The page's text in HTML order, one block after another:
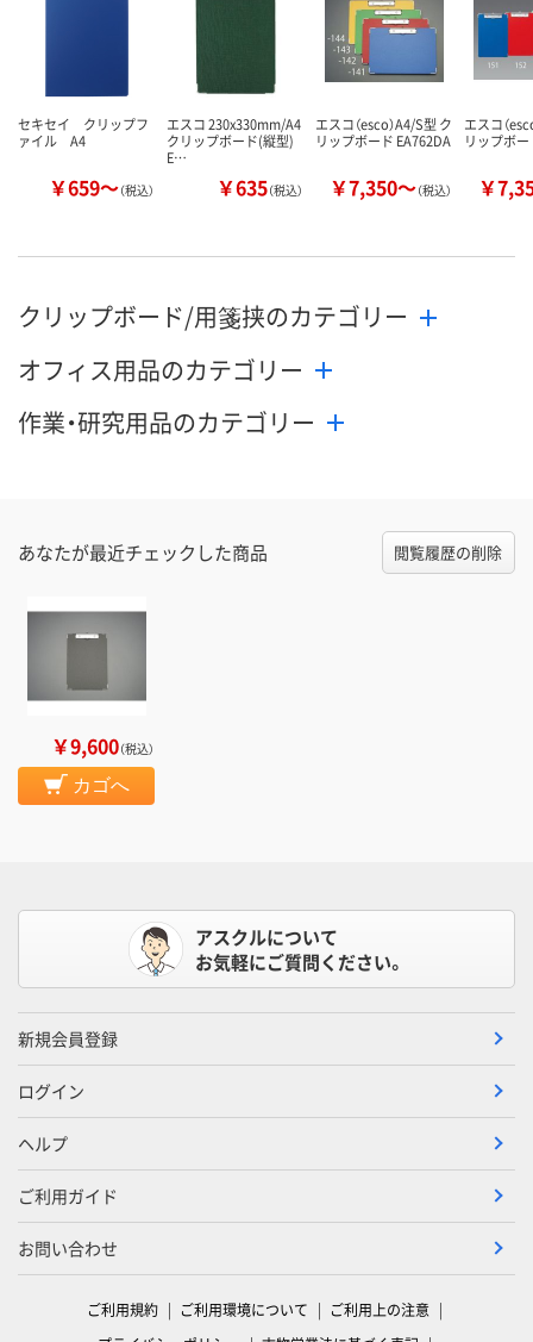
カゴへ カ
セキセイ クリップフ
ァイル A4
￥659～（税込）
エスコ 230x330mm/A4
クリップボード(縦型)
E…
￥635（税込）
エスコ（esco）A4/S型 ク
リップボード EA762DA
￥7,350～（税込）
エスコ（
リップボ
￥
クリップボード/用箋挟のカテゴリー
オフィス用品のカテゴリー
作業・研究用品のカテゴリー
あなたが最近チェックした商品 閲覧履歴の削除
￥9,600（税込）
カゴへ
アスクルについて
お気軽にご質問ください。
新規会員登録
ログイン
ヘルプ
ご利用ガイド
お問い合わせ
ご利用規約 ご利用環境について
ご利用上の注意